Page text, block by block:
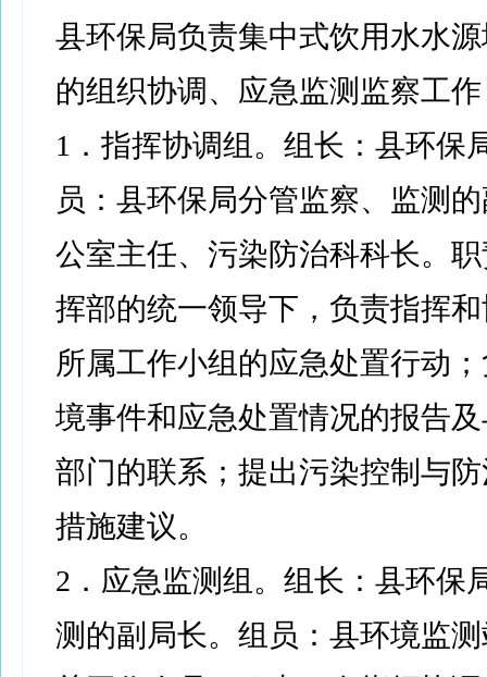
县环保局负责集中式饮用水水
的组织协调、应急监测监察工
1．指挥协调组。组长：县环保
员：县环保局分管监察、监测
公室主任、污染防治科科长。
挥部的统一领导下，负责指挥
所属工作小组的应急处置行动
境事件和应急处置情况的报告
部门的联系；提出污染控制与
措施建议。
2．应急监测组。组长：县环保
测的副局长。组员：县环境监